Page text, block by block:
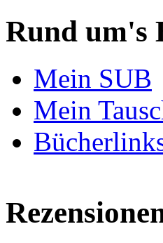
Rund um's
Mein SUB
Mein